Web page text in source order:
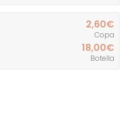
2,60€
Copa
18,00€
Botella